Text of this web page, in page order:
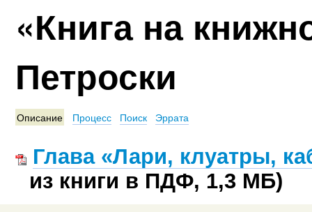
«Книга на
Петроски
Описание Процесс Поиск Эррата
Глава «Лари, клуатры,
из книги в ПДФ, 1,3 МБ)